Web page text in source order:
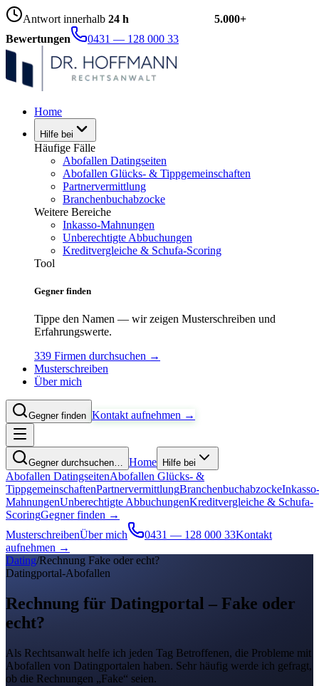
Antwort innerhalb 24 h
5.000+
Bewertungen
0431 — 128 000 33
Home
Hilfe bei
Häufige Fälle
Abofallen Datingseiten
Abofallen Glücks- & Tippgemeinschaften
Partnervermittlung
Branchenbuchabzocke
Weitere Bereiche
Inkasso-Mahnungen
Unberechtigte Abbuchungen
Kreditvergleiche & Schufa-Scoring
Tool
Gegner finden
Tippe den Namen — wir zeigen Musterschreiben und
Erfahrungswerte.
339 Firmen durchsuchen →
Musterschreiben
Über mich
Gegner finden Kontakt aufnehmen →
Gegner durchsuchen… Home Hilfe bei
Abofallen DatingseitenAbofallen Glücks- &
TippgemeinschaftenPartnervermittlungBranchenbuchabzockeInkasso-
MahnungenUnberechtigte AbbuchungenKreditvergleiche & Schufa-
ScoringGegner finden →
MusterschreibenÜber mich 0431 — 128 000 33Kontakt
aufnehmen →
Dating/Rechnung Fake oder echt?
Datingportal-Abofallen
Rechnung für Datingportal – Fake oder
echt?
Als Rechtsanwalt helfe ich jeden Tag Betroffenen, die Probleme mit
Abofallen von Datingportalen haben. Sehr häufig werde ich gefragt,
ob die Rechnungen „Fake“ seien.